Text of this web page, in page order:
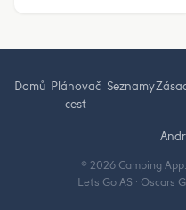
Domů Plánovač
cest
Seznamy
© 2026 Camping
Lets Go AS · Oscars